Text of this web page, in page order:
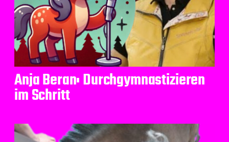
Anja Beran: Durchgymnastizieren
im Schritt